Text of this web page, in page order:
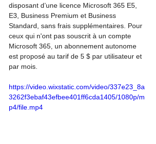
disposant d’une licence Microsoft 365 E5,
E3, Business Premium et Business
Standard, sans frais supplémentaires. Pour
ceux qui n'ont pas souscrit à un compte
Microsoft 365, un abonnement autonome
est proposé au tarif de 5 $ par utilisateur et
par mois.
https://video.wixstatic.com/video/337e23_8a
3262f3ebaf43efbee401ff6cda1405/1080p/m
p4/file.mp4